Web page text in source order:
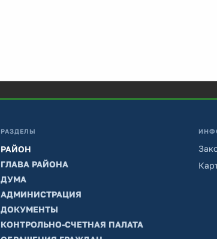
РАЗДЕЛЫ
РАЙОН
ГЛАВА РАЙОНА
ДУМА
АДМИНИСТРАЦИЯ
ДОКУМЕНТЫ
КОНТРОЛЬНО-СЧЕТНАЯ ПАЛАТА